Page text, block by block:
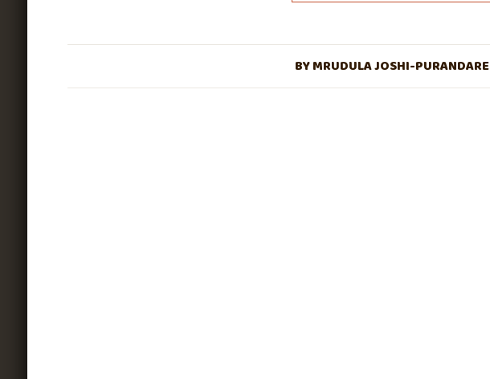
BYMRUDULA JOSHI-PURANDARE